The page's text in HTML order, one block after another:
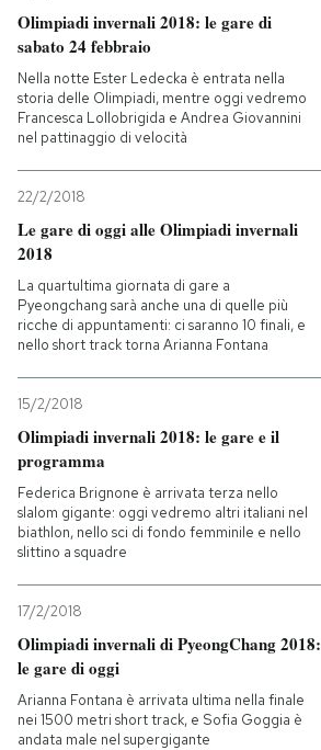
Olimpiadi invernali 2018: le gare di
sabato 24 febbraio
Nella notte Ester Ledecka è entrata nella
storia delle Olimpiadi, mentre oggi vedremo
Francesca Lollobrigida e Andrea Giovannini
nel pattinaggio di velocità
22/2/2018
Le gare di oggi alle Olimpiadi invernali
2018
La quartultima giornata di gare a
Pyeongchang sarà anche una di quelle più
ricche di appuntamenti: ci saranno 10 finali, e
nello short track torna Arianna Fontana
15/2/2018
Olimpiadi invernali 2018: le gare e il
programma
Federica Brignone è arrivata terza nello
slalom gigante: oggi vedremo altri italiani nel
biathlon, nello sci di fondo femminile e nello
slittino a squadre
17/2/2018
Olimpiadi invernali di PyeongChang 2018:
le gare di oggi
Arianna Fontana è arrivata ultima nella finale
nei 1500 metri short track, e Sofia Goggia è
andata male nel supergigante